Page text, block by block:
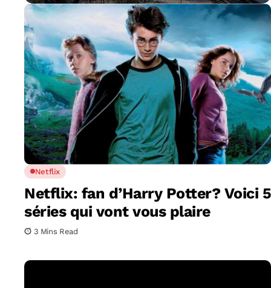
Netflix
Netflix: fan d’Harry Potter? Voici 5
séries qui vont vous plaire
3 Mins Read